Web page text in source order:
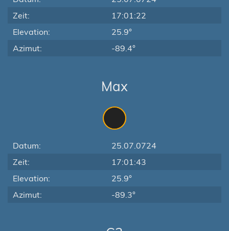
Zeit:
17:01:22
Elevation:
25.9°
Azimut:
-89.4°
Max
Datum:
25.07.0724
Zeit:
17:01:43
Elevation:
25.9°
Azimut:
-89.3°